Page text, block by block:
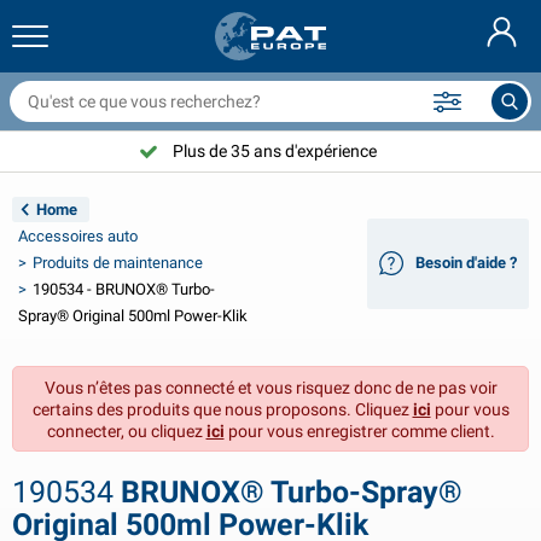
couvre remorque & accessoires
électriques pour remorque
de remorque
de remorque Aspöck
de remorque Radex
de remorque LED
de voiture
de voiture
de batterie & solaire
12V & 24V
& demi-housses voiture
de protection
de caravane & camping-car
de caravane & camping-car
gaz
de maintenance
de tente
de pont
et manilles
de voile
et entretien
de protection et accessoires
& couvertures anti feu
de vélo
air
de serrage
GasStop®
Nederlands
Deutsch
English
Svenska
Dansk
Suomalainen
Plus de 35 ans d'expérience
Home
Accessoires auto
Produits de maintenance
190534 - BRUNOX® Turbo-
Spray® Original 500ml Power-Klik
Besoin d'aide ?
Vous n’êtes pas connecté et vous risquez donc de ne pas voir
certains des produits que nous proposons. Cliquezici pour vous
connecter, ou cliquezici pour vous enregistrer comme client.
190534 BRUNOX® Turbo-Spray®
Original 500ml Power-Klik